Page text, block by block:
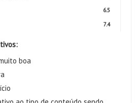
6.5
7.4
boa